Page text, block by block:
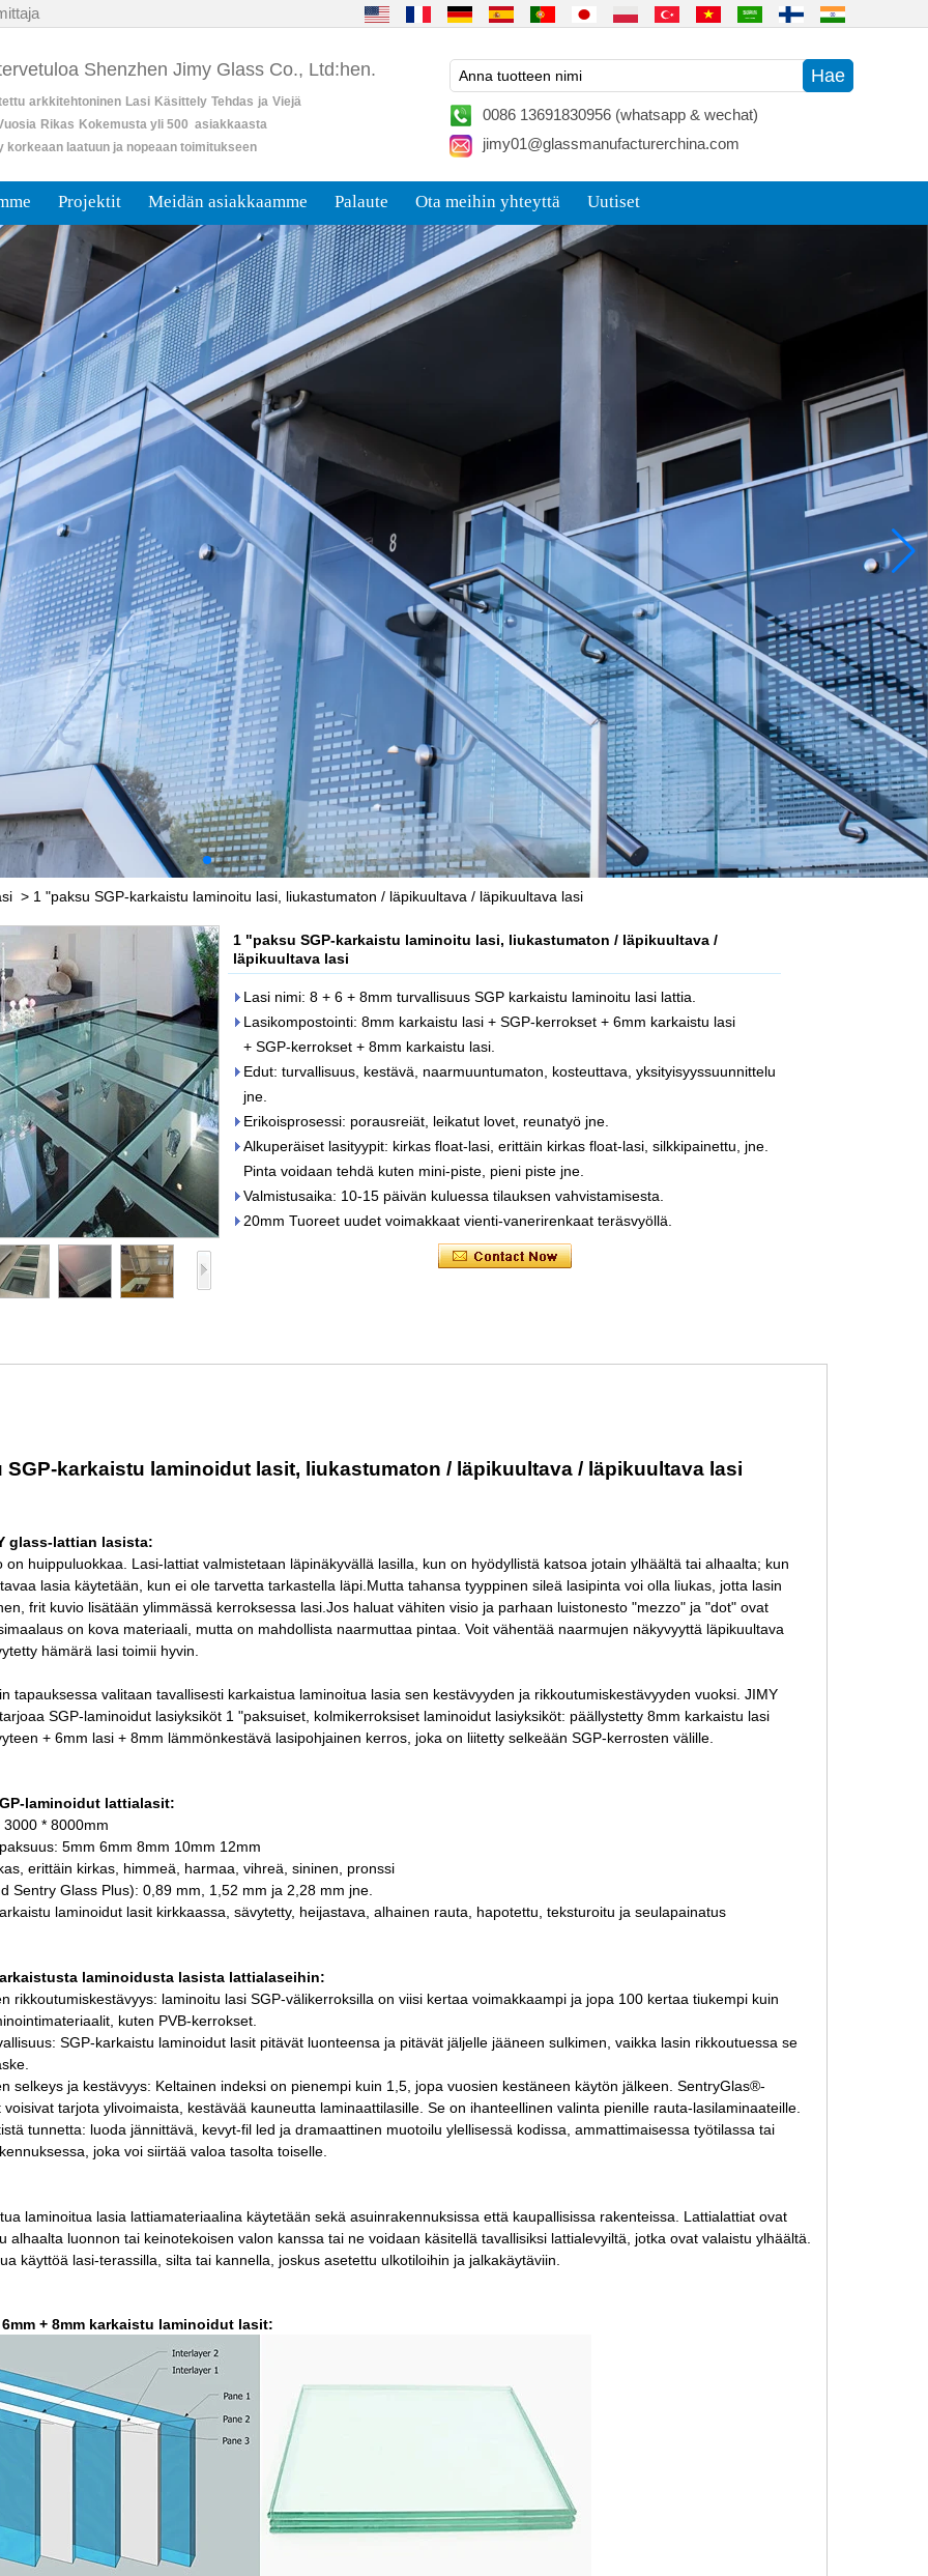
Shenzhen Jimy Glass Co., Ltd:hen.
arkkitehtoninen Lasi Käsittely Tehdas ja Viejä
Rikas Kokemusta yli 500 asiakkaasta
korkeaan laatuun ja nopeaan toimitukseen
0086 13691830956 (whatsapp & wechat)
jimy01@glassmanufacturerchina.com
Projektit Meidän asiakkaamme Palaute Ota meihin yhteyttä Uutiset
> 1 "paksu SGP-karkaistu laminoitu lasi, liukastumaton / läpikuultava / läpikuultava lasi
1 "paksu SGP-karkaistu laminoitu lasi, liukastumaton / läpikuultava /
läpikuultava lasi
Lasi nimi: 8 + 6 + 8mm turvallisuus SGP karkaistu laminoitu lasi lattia.
Lasikompostointi: 8mm karkaistu lasi + SGP-kerrokset + 6mm karkaistu lasi
+ SGP-kerrokset + 8mm karkaistu lasi.
Edut: turvallisuus, kestävä, naarmuuntumaton, kosteuttava, yksityisyyssuunnittelu
jne.
Erikoisprosessi: porausreiät, leikatut lovet, reunatyö jne.
Alkuperäiset lasityypit: kirkas float-lasi, erittäin kirkas float-lasi, silkkipainettu, jne.
Pinta voidaan tehdä kuten mini-piste, pieni piste jne.
Valmistusaika: 10-15 päivän kuluessa tilauksen vahvistamisesta.
20mm Tuoreet uudet voimakkaat vienti-vanerirenkaat teräsvyöllä.
SGP-karkaistu laminoidut lasit, liukastumaton / läpikuultava / läpikuultava lasi
glass-lattian lasista:
on huippuluokkaa. Lasi-lattiat valmistetaan läpinäkyvällä lasilla, kun on hyödyllistä katsoa jotain ylhäältä tai alhaalta; kun
lasia käytetään, kun ei ole tarvetta tarkastella läpi.Mutta tahansa tyyppinen sileä lasipinta voi olla liukas, jotta lasin
frit kuvio lisätään ylimmässä kerroksessa lasi.Jos haluat vähiten visio ja parhaan luistonesto "mezzo" ja "dot" ovat
on kova materiaali, mutta on mahdollista naarmuttaa pintaa. Voit vähentää naarmujen näkyvyyttä läpikuultava
hämärä lasi toimii hyvin.
tapauksessa valitaan tavallisesti karkaistua laminoitua lasia sen kestävyyden ja rikkoutumiskestävyyden vuoksi. JIMY
SGP-laminoidut lasiyksiköt 1 "paksuiset, kolmikerroksiset laminoidut lasiyksiköt: päällystetty 8mm karkaistu lasi
+ 6mm lasi + 8mm lämmönkestävä lasipohjainen kerros, joka on liitetty selkeään SGP-kerrosten välille.
laminoidut lattialasit:
* 8000mm
5mm 6mm 8mm 10mm 12mm
erittäin kirkas, himmeä, harmaa, vihreä, sininen, pronssi
Sentry Glass Plus): 0,89 mm, 1,52 mm ja 2,28 mm jne.
laminoidut lasit kirkkaassa, sävytetty, heijastava, alhainen rauta, hapotettu, teksturoitu ja seulapainatus
laminoidusta lasista lattialaseihin:
rikkoutumiskestävyys: laminoitu lasi SGP-välikerroksilla on viisi kertaa voimakkaampi ja jopa 100 kertaa tiukempi kuin
kuten PVB-kerrokset.
SGP-karkaistu laminoidut lasit pitävät luonteensa ja pitävät jäljelle jääneen sulkimen, vaikka lasin rikkoutuessa se
selkeys ja kestävyys: Keltainen indeksi on pienempi kuin 1,5, jopa vuosien kestäneen käytön jälkeen. SentryGlas®-
voisivat tarjota ylivoimaista, kestävää kauneutta laminaattilasille. Se on ihanteellinen valinta pienille rauta-lasilaminaateille.
tunnetta: luoda jännittävä, kevyt-fil led ja dramaattinen muotoilu ylellisessä kodissa, ammattimaisessa työtilassa tai
joka voi siirtää valoa tasolta toiselle.
laminoitua lasia lattiamateriaalina käytetään sekä asuinrakennuksissa että kaupallisissa rakenteissa. Lattialattiat ovat
alhaalta luonnon tai keinotekoisen valon kanssa tai ne voidaan käsitellä tavallisiksi lattialevyiltä, ​​jotka ovat valaistu ylhäältä.
käyttöä lasi-terassilla, silta tai kannella, joskus asetettu ulkotiloihin ja jalkakäytäviin.
6mm + 8mm karkaistu laminoidut lasit: